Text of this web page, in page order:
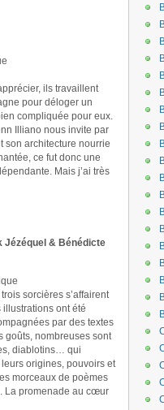
ils travaillent
pour déloger un
compliquée pour eux.
Illiano nous invite par
son architecture nourrie
ce fut donc une
Mais j’ai très
Jézéquel & Bénédicte
sorcières s’affairent
illustrations ont été
par des textes
goûts, nombreuses sont
diablotins… qui
origines, pouvoirs et
morceaux de poèmes
La promenade au cœur